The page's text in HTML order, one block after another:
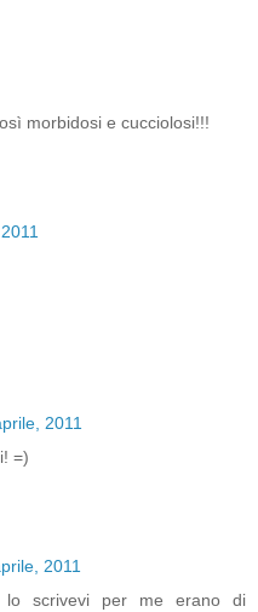
morbidosi e cucciolosi!!!
2011
=)
2011
scrivevi per me erano di